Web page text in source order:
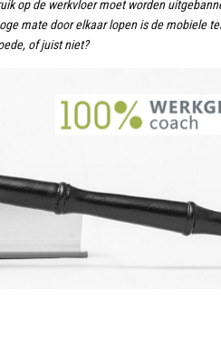
op de werkvloer moet worden
mate door elkaar lopen is de mobiele
of juist niet?